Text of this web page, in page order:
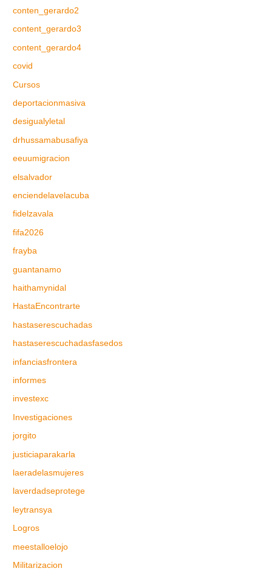
conten_gerardo2
content_gerardo3
content_gerardo4
covid
Cursos
deportacionmasiva
desigualyletal
drhussamabusafiya
eeuumigracion
elsalvador
enciendelavelacuba
fidelzavala
fifa2026
frayba
guantanamo
haithamynidal
HastaEncontrarte
hastaserescuchadas
hastaserescuchadasfasedos
infanciasfrontera
informes
investexc
Investigaciones
jorgito
justiciaparakarla
laeradelasmujeres
laverdadseprotege
leytransya
Logros
meestalloelojo
Militarizacion